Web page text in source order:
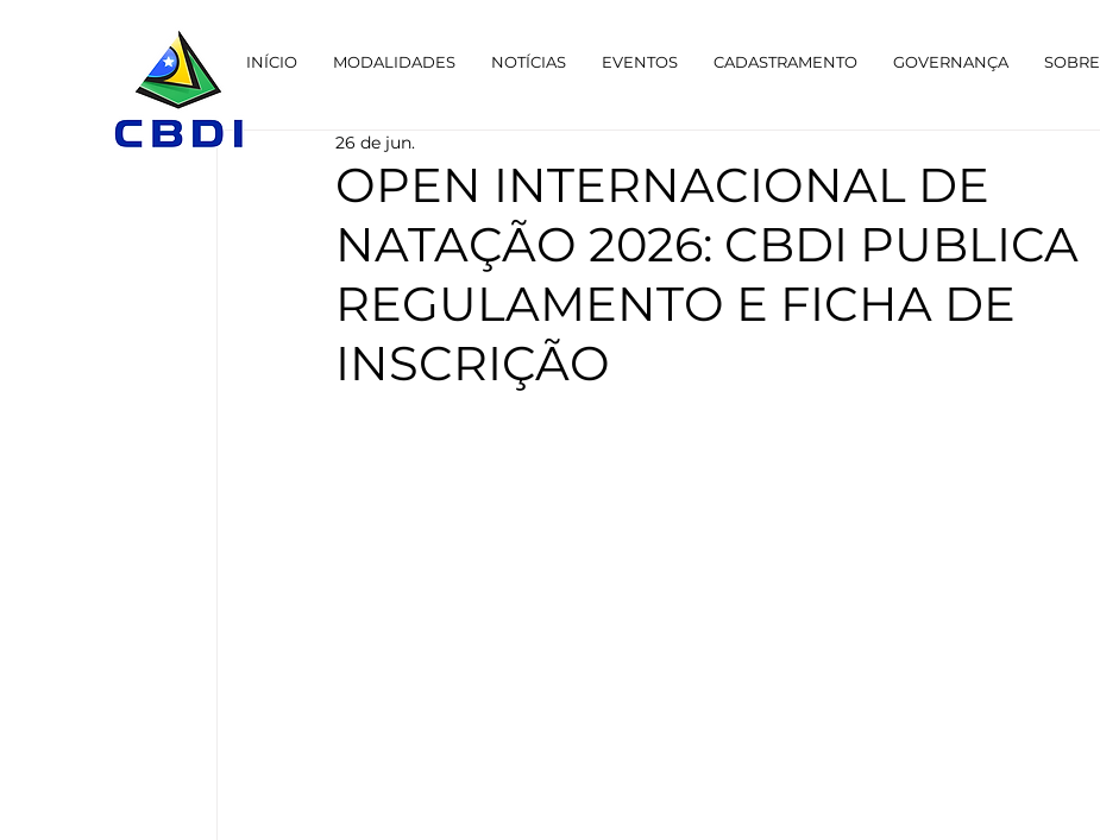
INÍCIO MODALIDADES NOTÍCIAS EVENTOS CADASTRAMENTO GOVERNANÇA SOBRE
OPEN INTERNACIONAL DE
NATAÇÃO 2026: CBDI PUBLICA
REGULAMENTO E FICHA DE
INSCRIÇÃO
26 de jun.